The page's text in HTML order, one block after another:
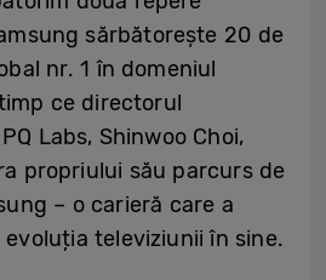
sărbătorește 20 de
nr. 1 în domeniul
ce directorul
Labs, Shinwoo Choi,
propriului său parcurs de
– o carieră care a
televiziunii în sine.